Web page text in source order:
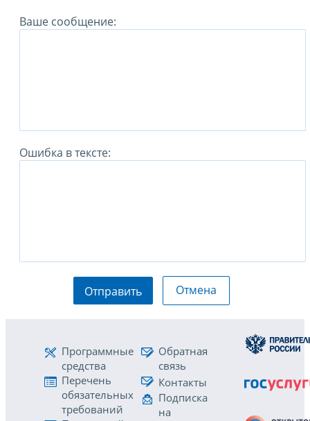
Ваше сообщение:
Ошибка в тексте:
Отправить Отмена
Программные
средства
Перечень
обязательных
требований
Обратная
связь
Контакты
Подписка
на